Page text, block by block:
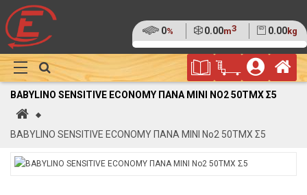
Ποσοστό
της
παλέτας
0% Όγκος
0.00m3 Βάρος
0.00kg
(0%)
Φυλλάδιο
Προσφορών
Καλάθι
Αγορών
Show
Megamenu
BABYLINO SENSITIVE ECONOMY ΠΑΝΑ MINI NO2 50TMX Σ5
Αρχική
BABYLINO SENSITIVE ECONOMY ΠΑΝΑ MINI No2 50TMX Σ5